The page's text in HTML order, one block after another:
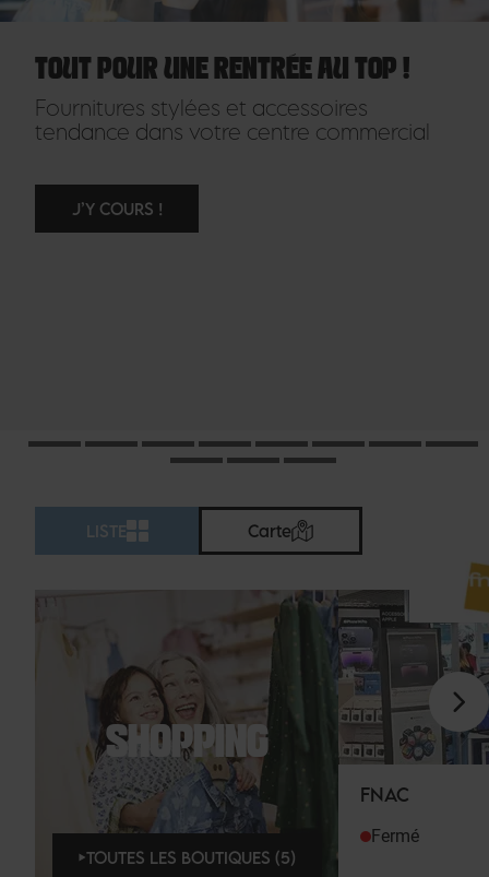
TOUT POUR UNE RENTRÉE AU TOP !
Fournitures stylées et accessoires
tendance dans votre centre commercial
J’Y COURS !
LISTE Carte
SHOPPING
TOUTES LES BOUTIQUES (5)
FNAC
Fermé